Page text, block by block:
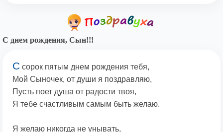
С днем рождения, Сын!!!
С сорок пятым днем рождения тебя,
Мой Сыночек, от души я поздравляю,
Пусть поет душа от радости твоя,
Я тебе счастливым самым быть желаю.
Я желаю никогда не унывать,